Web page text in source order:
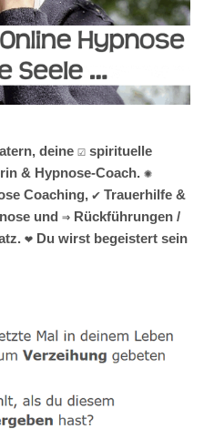
deine ☑️ spirituelle
& Hypnose-Coach. ✺
Coaching, ✔️ Trauerhilfe &
und ⇒ Rückführungen /
❤ Du wirst begeistert sein